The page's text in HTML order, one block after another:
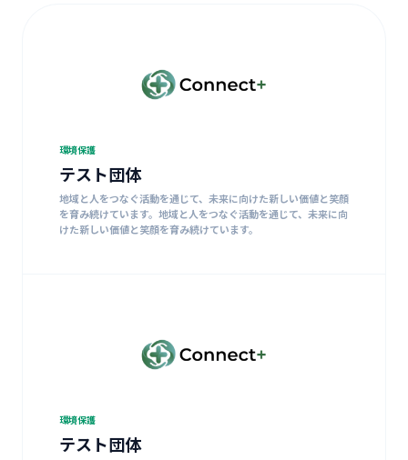
環境保護
テスト団体
地域と人をつなぐ活動を通じて、未来に向けた新しい価値と笑顔
を育み続けています。地域と人をつなぐ活動を通じて、未来に向
けた新しい価値と笑顔を育み続けています。
環境保護
テスト団体